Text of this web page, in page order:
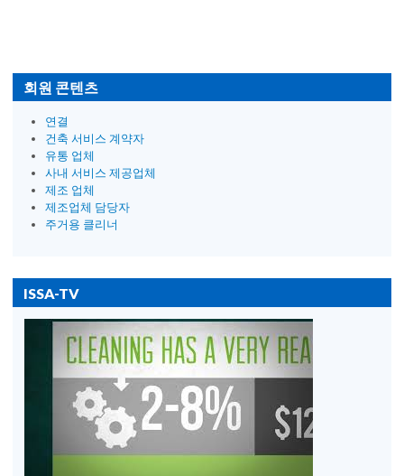
회원 콘텐츠
연결
건축 서비스 계약자
유통 업체
사내 서비스 제공업체
제조 업체
제조업체 담당자
주거용 클리너
ISSA-TV